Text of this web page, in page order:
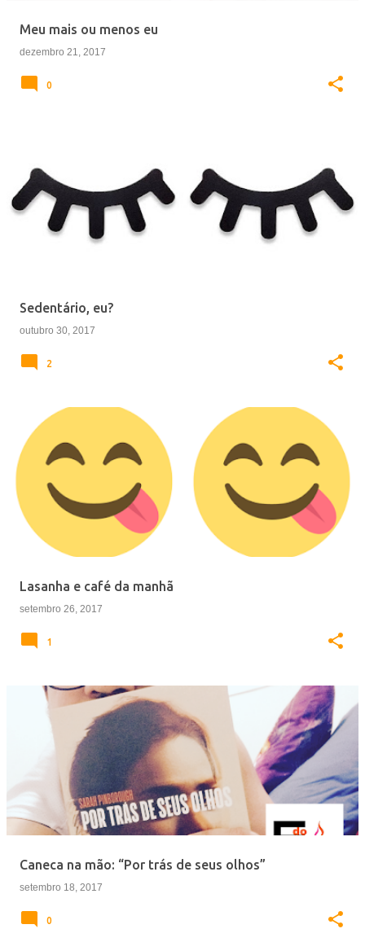
Meu mais ou menos eu
dezembro 21, 2017
0
Sedentário, eu?
outubro 30, 2017
2
Lasanha e café da manhã
setembro 26, 2017
1
Caneca na mão: “Por trás de seus olhos”
setembro 18, 2017
0